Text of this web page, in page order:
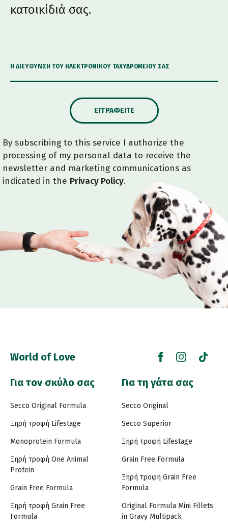
κατοικίδιά σας.
Η ΔΙΕΎΘΥΝΣΗ ΤΟΥ ΗΛΕΚΤΡΟΝΙΚΟΎ ΤΑΧΥΔΡΟΜΕΊΟΥ ΣΑΣ
ΕΓΓΡΑΦΕΊΤΕ
By subscribing to this service I authorize the
processing of my personal data to receive the
newsletter and marketing communications as
indicated in the Privacy Policy.
World of Love
Για τον σκύλο σας
Secco Original Formula
Ξηρή τροφή Lifestage
Monoprotein Formula
Ξηρή τροφή One Animal
Protein
Grain Free Formula
Ξηρή τροφή Grain Free
Formula
Για τη γάτα σας
Secco Original
Secco Superior
Ξηρή τροφή Lifestage
Grain Free Formula
Ξηρή τροφή Grain Free
Formula
Original Formula Mini Fillets
in Gravy Multipack